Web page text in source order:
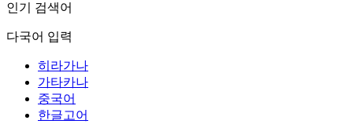
인기 검색어
다국어 입력
히라가나
가타카나
중국어
한글고어